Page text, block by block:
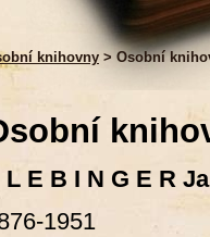
knihovny > Osobní
L E B I N G E R
1951